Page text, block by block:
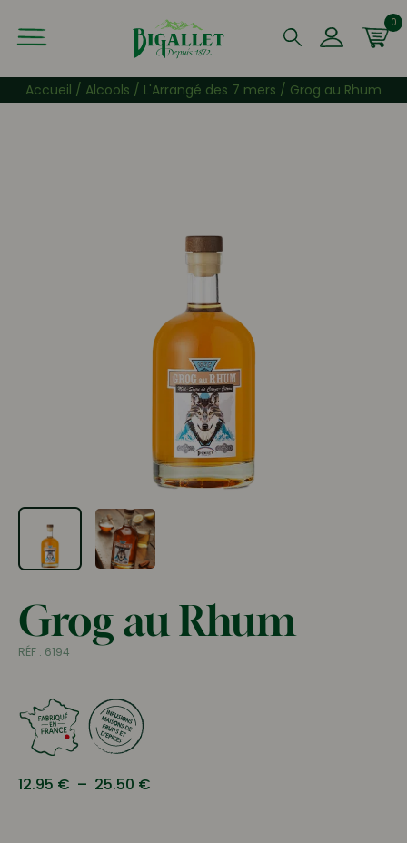
Que recherchez-vous ?
0
Accueil / Alcools / L'Arrangé des 7 mers / Grog au Rhum
Grog au Rhum
12.95 € – 25.50 €
RÉF : 6194